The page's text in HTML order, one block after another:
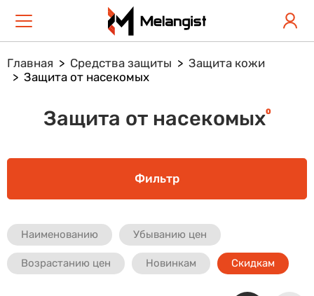
Главная Средства защиты
Защита кожи
Защита от насекомых
Защита от насекомых0
Фильтр
Наименованию Убыванию цен
Возрастанию цен Новинкам Скидкам